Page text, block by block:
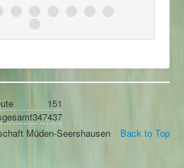
151
347437
Back to Top
Müden-Seershausen